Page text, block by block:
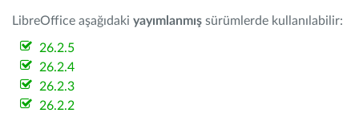
LibreOffice aşağıdaki yayımlanmış sürümlerde kullanılabilir:
26.2.5
26.2.4
26.2.3
26.2.2